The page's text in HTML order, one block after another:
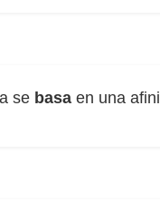
se basa en una